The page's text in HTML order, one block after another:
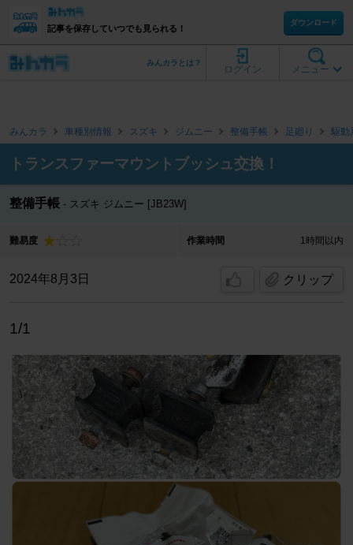
記事を保存していつでも見られる！
ダウンロード
メニュー
ログイン
みんカラとは？
みんカラ 車種別情報 スズキ ジムニー 整備手帳 足廻り 駆動
トランスファーマウントブッシュ交換！
整備手帳 スズキ ジムニー [JB23W]
難易度 作業時間 1時間以内
2024年8月3日 クリップ
1/1